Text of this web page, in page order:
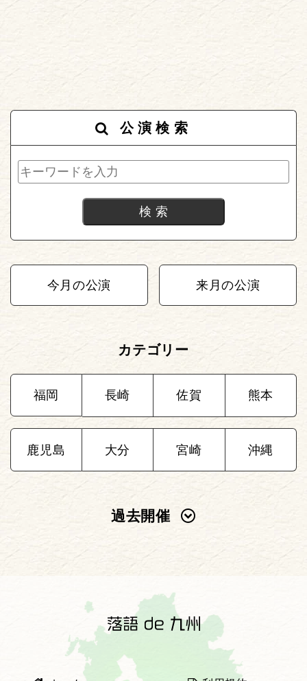
公演検索
今月の公演 来月の公演
カテゴリー
福岡 長崎 佐賀 熊本
鹿児島 大分 宮崎 沖縄
過去開催
2025年
2022年
2021年 2020年